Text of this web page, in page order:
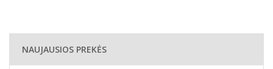
NAUJAUSIOS PREKĖS